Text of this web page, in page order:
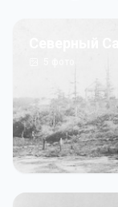
Северный